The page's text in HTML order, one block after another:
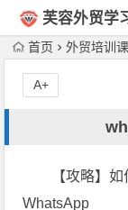
芙容外贸学
首页 外贸培训
A+
【攻略】
WhatsApp